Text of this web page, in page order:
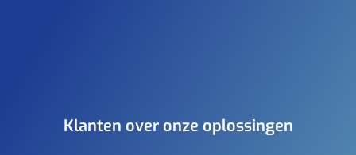
Klanten over onze oplossingen